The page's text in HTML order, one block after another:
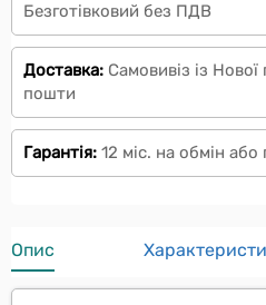
Безготівковий без ПДВ
Доставка: Самовивіз із
пошти
Гарантія: 12 міс. на обмін
Опис